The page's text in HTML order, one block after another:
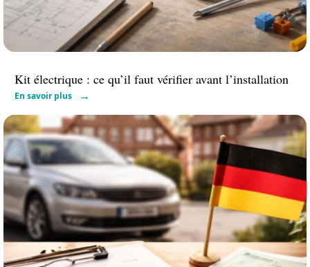
Kit électrique : ce qu’il faut vérifier avant l’installation
En savoir plus